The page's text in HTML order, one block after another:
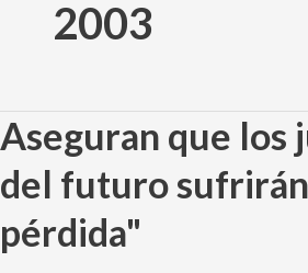
2003
Aseguran que los
del futuro
pérdida"
Aseguran
que
los
del